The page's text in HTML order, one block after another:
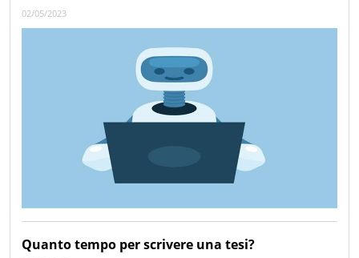
02/05/2023
Quanto tempo per scrivere una tesi?